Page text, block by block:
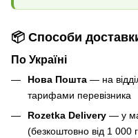
📦 Способи
По Україні
Нова Пошта — на
тарифами перевізника
Rozetka Delivery — у
(безкоштовно від 1 000